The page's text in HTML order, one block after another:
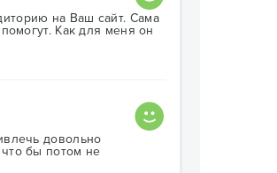
на Ваш сайт. Сама
Как для меня он
довольно
бы потом не